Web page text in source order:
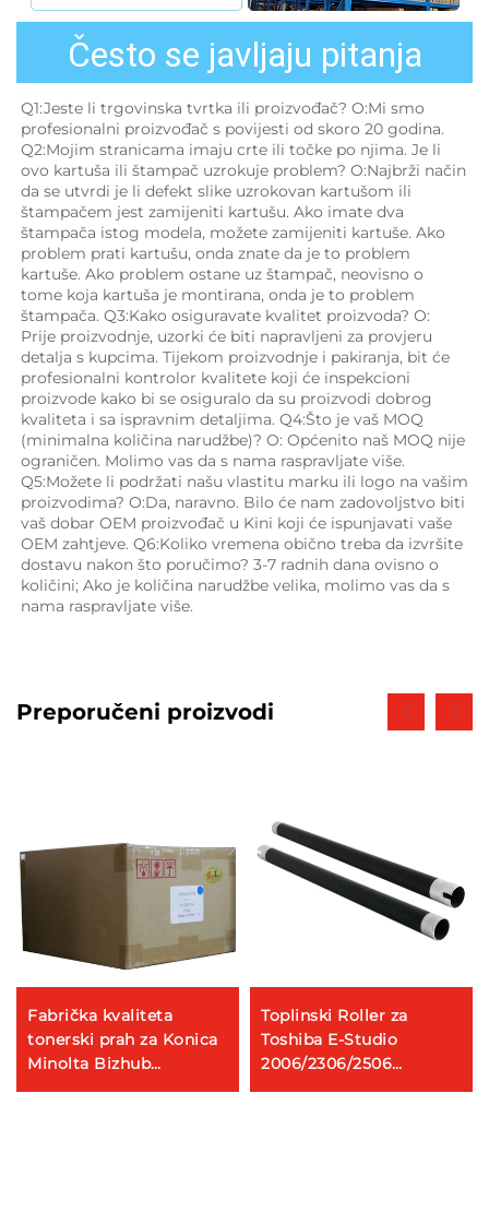
Često se javljaju pitanja
Q1:Jeste li trgovinska tvrtka ili proizvođač? O:Mi smo
profesionalni proizvođač s povijesti od skoro 20 godina.
Q2:Mojim stranicama imaju crte ili točke po njima. Je li
ovo kartuša ili štampač uzrokuje problem? O:Najbrži način
da se utvrdi je li defekt slike uzrokovan kartušom ili
štampačem jest zamijeniti kartušu. Ako imate dva
štampača istog modela, možete zamijeniti kartuše. Ako
problem prati kartušu, onda znate da je to problem
kartuše. Ako problem ostane uz štampač, neovisno o
tome koja kartuša je montirana, onda je to problem
štampača. Q3:Kako osiguravate kvalitet proizvoda? O:
Prije proizvodnje, uzorki će biti napravljeni za provjeru
detalja s kupcima. Tijekom proizvodnje i pakiranja, bit će
profesionalni kontrolor kvalitete koji će inspekcioni
proizvode kako bi se osiguralo da su proizvodi dobrog
kvaliteta i sa ispravnim detaljima. Q4:Što je vaš MOQ
(minimalna količina narudžbe)? O: Općenito naš MOQ nije
ograničen. Molimo vas da s nama raspravljate više.
Q5:Možete li podržati našu vlastitu marku ili logo na vašim
proizvodima? O:Da, naravno. Bilo će nam zadovoljstvo biti
vaš dobar OEM proizvođač u Kini koji će ispunjavati vaše
OEM zahtjeve. Q6:Koliko vremena obično treba da izvršite
dostavu nakon što poručimo? 3-7 radnih dana ovisno o
količini; Ako je količina narudžbe velika, molimo vas da s
nama raspravljate više.
Preporučeni proizvodi
Fabrička kvaliteta
tonerski prah za Konica
Minolta Bizhub
C250i/300i/360i
Toplinski Roller za
Toshiba E-Studio
2006/2306/2506
2007/2307/2507